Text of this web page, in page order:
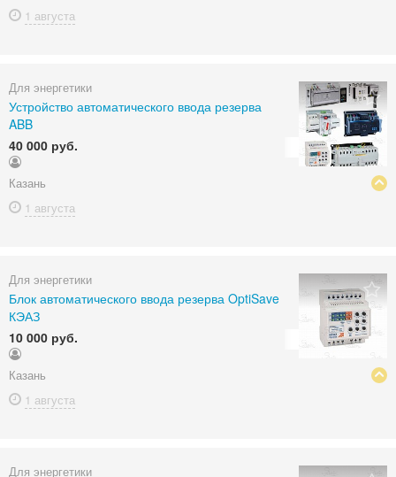
1 августа
Для энергетики
Устройство автоматического ввода резерва
ABB
40 000 руб.
Казань
1 августа
Для энергетики
Блок автоматического ввода резерва OptiSave
КЭАЗ
10 000 руб.
Казань
1 августа
Для энергетики